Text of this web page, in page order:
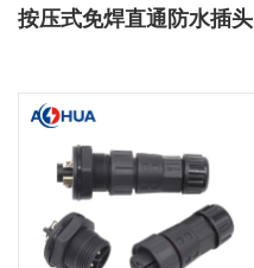
按压式免焊直通防水插头